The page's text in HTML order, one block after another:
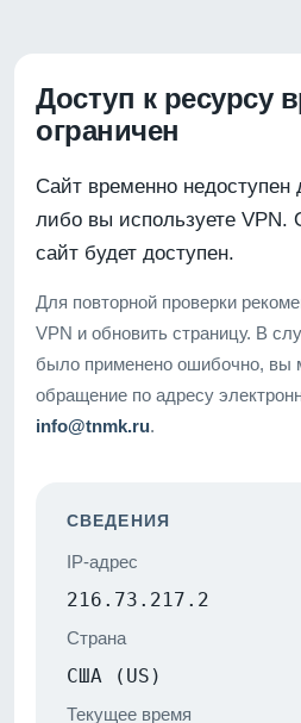
Доступ к ресурсу
ограничен
Сайт временно недоступен
либо вы используете VPN.
сайт будет доступен.
Для повторной проверки
VPN и обновить страницу. В
было применено ошибочно, вы
обращение по адресу
info@tnmk.ru.
СВЕДЕНИЯ
IP-адрес
216.73.217.2
Страна
США (US)
Текущее время